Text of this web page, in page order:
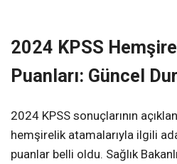
2024 KPSS
Puanları: Güncel
2024 KPSS sonuçlarının
hemşirelik atamalarıyla ilgili
puanlar belli oldu. Sağlık